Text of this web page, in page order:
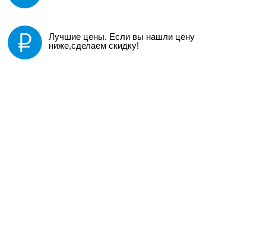
Лучшие цены. Если вы нашли цену
ниже,сделаем скидку!